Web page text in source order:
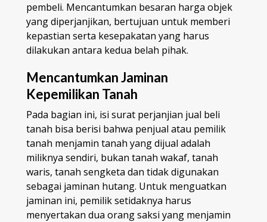
pembeli. Mencantumkan besaran harga objek
yang diperjanjikan, bertujuan untuk memberi
kepastian serta kesepakatan yang harus
dilakukan antara kedua belah pihak.
Mencantumkan Jaminan
Kepemilikan Tanah
Pada bagian ini, isi surat perjanjian jual beli
tanah bisa berisi bahwa penjual atau pemilik
tanah menjamin tanah yang dijual adalah
miliknya sendiri, bukan tanah wakaf, tanah
waris, tanah sengketa dan tidak digunakan
sebagai jaminan hutang. Untuk menguatkan
jaminan ini, pemilik setidaknya harus
menyertakan dua orang saksi yang menjamin